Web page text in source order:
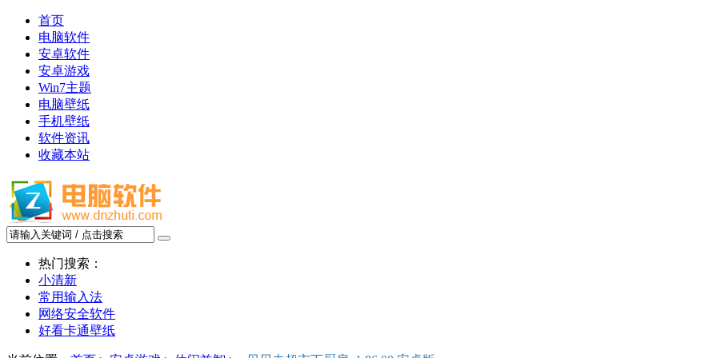
首页
电脑软件
安卓软件
安卓游戏
Win7主题
电脑壁纸
手机壁纸
软件资讯
收藏本站
热门搜索：
小清新
常用输入法
网络安全软件
好看卡通壁纸